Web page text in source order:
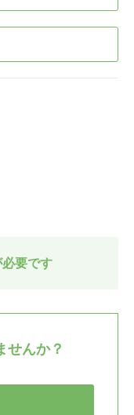
要です
せんか？